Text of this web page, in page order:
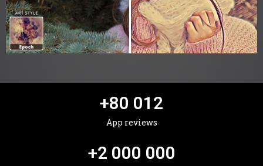
+80 012
App reviews
+2 000 000